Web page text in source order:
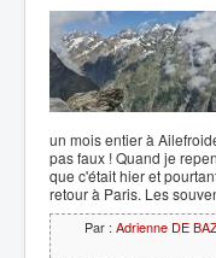
un mois entier à
pas faux ! Quand je
que c'était hier et
retour à Paris. Les
Par : Adrienne DE